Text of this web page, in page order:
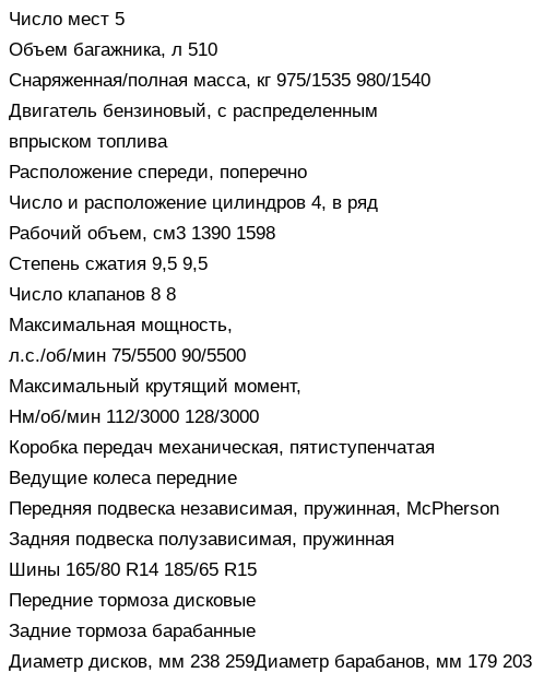
Число мест 5
Объем багажника, л 510
Снаряженная/полная масса, кг 975/1535 980/1540
Двигатель бензиновый, с распределенным
впрыском топлива
Расположение спереди, поперечно
Число и расположение цилиндров 4, в ряд
Рабочий объем, см3 1390 1598
Степень сжатия 9,5 9,5
Число клапанов 8 8
Максимальная мощность,
л.с./об/мин 75/5500 90/5500
Максимальный крутящий момент,
Нм/об/мин 112/3000 128/3000
Коробка передач механическая, пятиступенчатая
Ведущие колеса передние
Передняя подвеска независимая, пружинная, McPherson
Задняя подвеска полузависимая, пружинная
Шины 165/80 R14 185/65 R15
Передние тормоза дисковые
Задние тормоза барабанные
Диаметр дисков, мм 238 259Диаметр барабанов, мм 179 203